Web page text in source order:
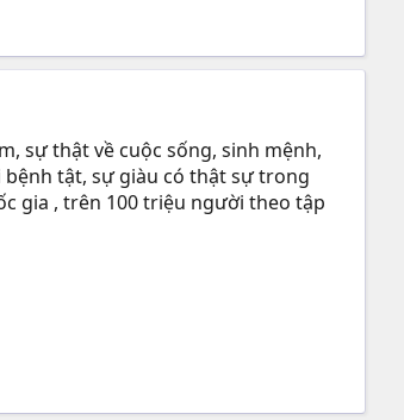
sự thật về cuộc sống, sinh mệnh,
bệnh tật, sự giàu có thật sự trong
gia , trên 100 triệu người theo tập